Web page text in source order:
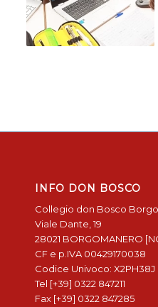
INFO DON BOSCO
Collegio don Bosco
Viale Dante, 19
28021 BORGOMANERO
CF e p.IVA 00429170038
Codice Univoco: X2PH38J
Tel [+39] 0322 847211
Fax [+39] 0322 847285